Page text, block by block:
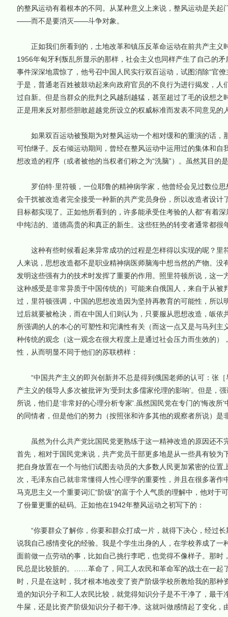
的整风运动有着根本的不同。从某种意义上来说，整风运动是关
——而不是要消灭——斗争对象。
正如我们所看到的，土地改革和镇压反革命运动在前共产主义
1956年匈牙利叛乱所显示的那样，社会主义也同样产生了自己的
事件深深地震惊了，他号召中国人民实行双百运动，试图消除“官
于是，普通老百姓被鼓动起来向政府官员的不良行为进行揭发，
过自新。但是当群众的批判之风越刮越猛，甚至超过了毛的设想
正是用来反对那些胆敢超越党所设立的权威标准而发表不同意见的
如果双百运动被预期为对整风运动一个相对缓和的重演的话，
可怕继子。反右倾运动期间，曾经在整风运动中运用过的集体和
想改造的程序（或者被他的当权者们称之为“洗脑”）。虽然其目的
罗伯特·里符顿，一位耶鲁的精神病学家，他曾经会见过数位思
会干扰被改造者完全接受一种新的共产党员身份，所以改造者设计
目标都实现了。正如他所看到的，许多能承受住考验的人都“有着
中纯洁的、道德高贵的和真正的新生。这些狂热的转变者通常都很
这种有些时候看起来异常成功的过程是怎样得以实现的呢？里
人来说，思想改造都不是职业精神病医师脑海中想当然的产物。
发明这些强有力的技术时发挥了重要的作用。照里符顿所说，这
这种感受是非常异质于中国传统的）可能来自俄国人，来自于从
过，里符顿强调，中国的思想改造因为坚持再教育的可能性，所
过后就要被枪决，而在中国人们则认为，只要服从思想改造，皈
所强调的人的本心的可塑性和完满性有关（而这一点又是与马列
种传统的观念（这一观念在很大程度上是通过社会压力而生效的
性，从而明显不同于他们的苏联榜样：
“中国共产主义的即兴创新并不总是得到俄国老师的认可：张［
产主义的领导人多次被批评为‘受到太多儒家伦理的影响’。但是，
所说，他们是‘非常好的心理分析专家'.虽然国民党在专门的’悔改所
的同情者，但是他们的努力（按照张和许多其他的观察者所说）是
虽然为什么共产党比国民党更熟练于这一精神改造的原因还不
首先，相对于国民党来说，共产党员干部更多地是从一些具有较
把自身放置在一个与他们试图去动员的大多数人民更加紧密的位
次，毛泽东自己就非常懂得人性心理学的重要性，并且在很多著
马克思主义一个重要词汇“阶级”的富于个人气质的理解中，他对于
了份量更重的砝码。正如他在1942年整风运动之初写下的：
“你要群众了解你，你要和群众打成一片，就得下决心，经过长
说我自己感情变化的经验。我是个学生出身的人，在学校养成了
面前做一点劳动的事，比如自己挑行李吧，也觉得不像样子。那
民总是比较脏的。……革命了，同工人农民和革命军的战士在一起
时，只是在这时，我才根本地改变了资产阶级学校所教给我的那
造的知识分子和工人农民比较，就觉得知识分子是不干净了，最
牛屎，还是比资产阶级知识分子都干净。这就叫做感情起了变化，